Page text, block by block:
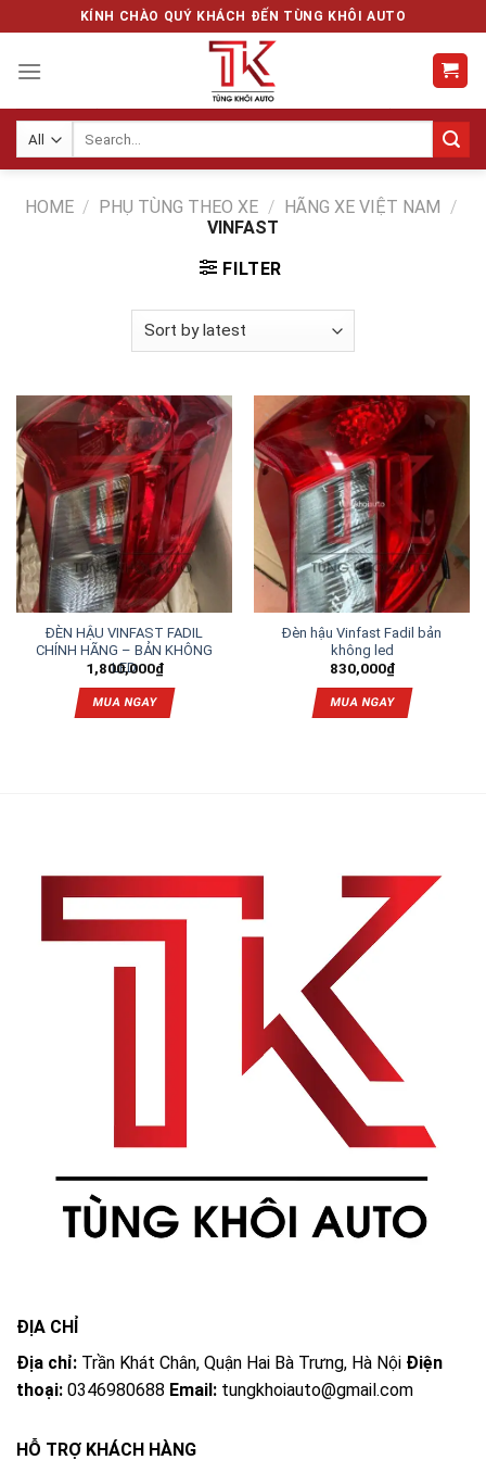
content
KÍNH CHÀO QUÝ KHÁCH ĐẾN TÙNG KHÔI AUTO
HOME / PHỤ TÙNG THEO XE / HÃNG XE VIỆT NAM /
VINFAST
FILTER
ĐÈN HẬU VINFAST FADIL
CHÍNH HÃNG – BẢN KHÔNG
LED
1,800,000₫
MUA NGAY
Đèn hậu Vinfast Fadil bản
không led
830,000₫
MUA NGAY
ĐỊA CHỈ
Địa chỉ: Trần Khát Chân, Quận Hai Bà Trưng, Hà Nội Điện
thoại: 0346980688 Email: tungkhoiauto@gmail.com
HỖ TRỢ KHÁCH HÀNG